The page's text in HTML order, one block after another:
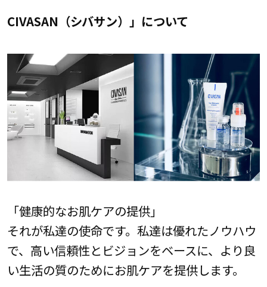
CIVASAN（シバサン）」について
「健康的なお肌ケアの提供」
それが私達の使命です。私達は優れたノウハウ
で、高い信頼性とビジョンをベースに、より良
い生活の質のためにお肌ケアを提供します。